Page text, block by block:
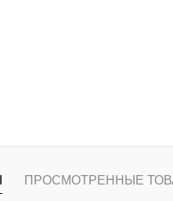
ПРОСМОТРЕННЫЕ